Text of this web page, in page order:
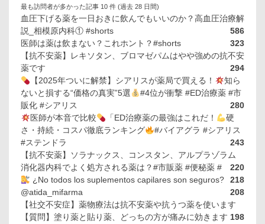
最も訪問者が多かった記事 10 件 (過去 28 日間)
血圧下げる薬を一日おきに飲んでもいいのか？高血圧治療解
説_相模原内科① #shorts
586
医師は薬は飲まない？これホント？#shorts
323
【抗不安薬】レキソタン、ブロマゼパムはやや強めの抗不安
薬です
294
【2025年ついに解禁】シアリスが薬局で買える！
知ら
ないと損する“価格の真実”5選
#4位が衝撃 #ED治療薬 #市
販化 #シアリス
280
医師が本音で比較
「ED治療薬の最強はこれだ！
硬
さ・持続・コスパ徹底ランキング
#バイアグラ #シアリス
#ステンドラ
243
【抗不安薬】ソラナックス、コンスタン、アルプラゾラム
220
消化器内科でよく処方される薬は？#市販薬 #便秘薬 #
218
¿No todos los suplementos capilares son seguros?
@atida_mifarma
208
【社交不安症】薬物療法は抗不安薬や抗うつ薬を使います
198
【質問】塗り薬と貼り薬、どっちの方が痛みに効きます